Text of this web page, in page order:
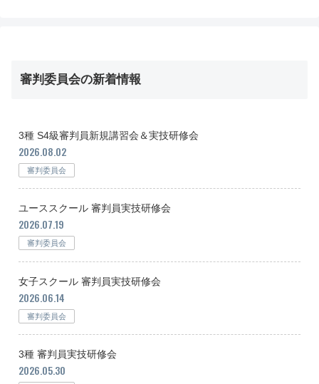
審判委員会の新着情報
3種 S4級審判員新規講習会＆実技研修会
2026.08.02
審判委員会
ユーススクール 審判員実技研修会
2026.07.19
審判委員会
女子スクール 審判員実技研修会
2026.06.14
審判委員会
3種 審判員実技研修会
2026.05.30